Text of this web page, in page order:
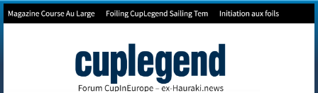
Forum de Cup In Europe